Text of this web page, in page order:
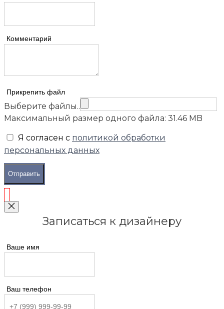
Комментарий
Прикрепить файл
Выберите файлы..
Максимальный размер одного файла: 31.46 MB
Я согласен с политикой обработки
персональных данных
Отправить
Записаться к дизайнеру
Ваше имя
Ваш телефон